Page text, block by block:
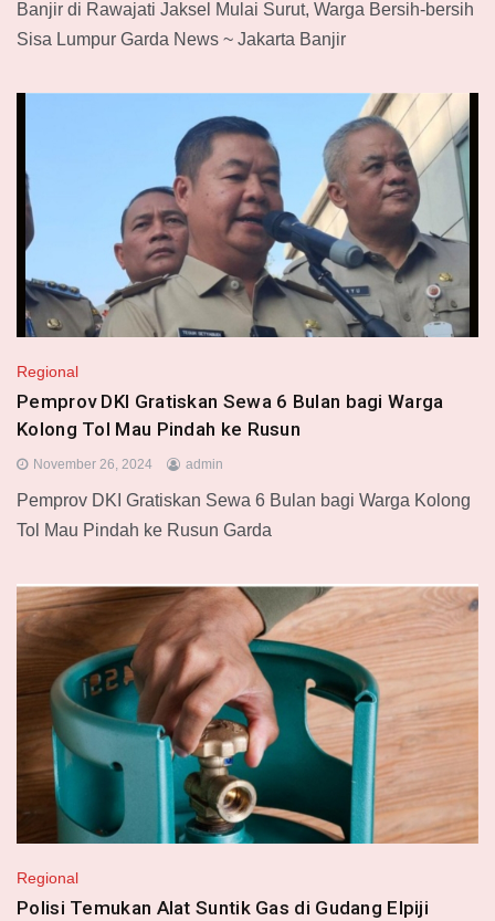
Banjir di Rawajati Jaksel Mulai Surut, Warga Bersih-bersih
Sisa Lumpur Garda News ~ Jakarta Banjir
Regional
Pemprov DKI Gratiskan Sewa 6 Bulan bagi Warga
Kolong Tol Mau Pindah ke Rusun
November 26, 2024 admin
Pemprov DKI Gratiskan Sewa 6 Bulan bagi Warga Kolong
Tol Mau Pindah ke Rusun Garda
Regional
Polisi Temukan Alat Suntik Gas di Gudang Elpiji